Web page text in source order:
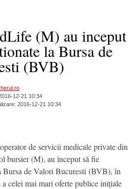
(M) au inceput
la Bursa de
(BVB)
12-21 10:34
2016-12-21 10:34
de servicii medicale private din
bursier (M), au început să fie
Bursa de Valori Bucuresti (BVB), în
celei mai mari oferte publice inițiale